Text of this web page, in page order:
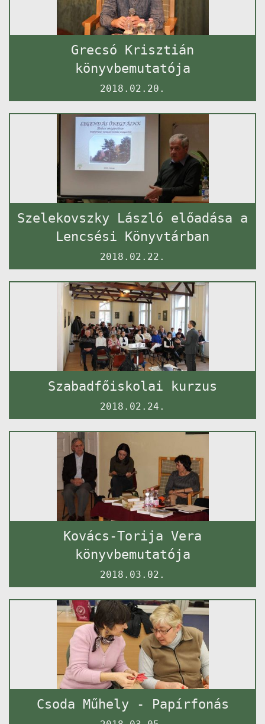
Grecsó Krisztián
könyvbemutatója
2018.02.20.
Szelekovszky László előadása a
Lencsési Könyvtárban
2018.02.22.
Szabadfőiskolai kurzus
2018.02.24.
Kovács-Torija Vera
könyvbemutatója
2018.03.02.
Csoda Műhely - Papírfonás